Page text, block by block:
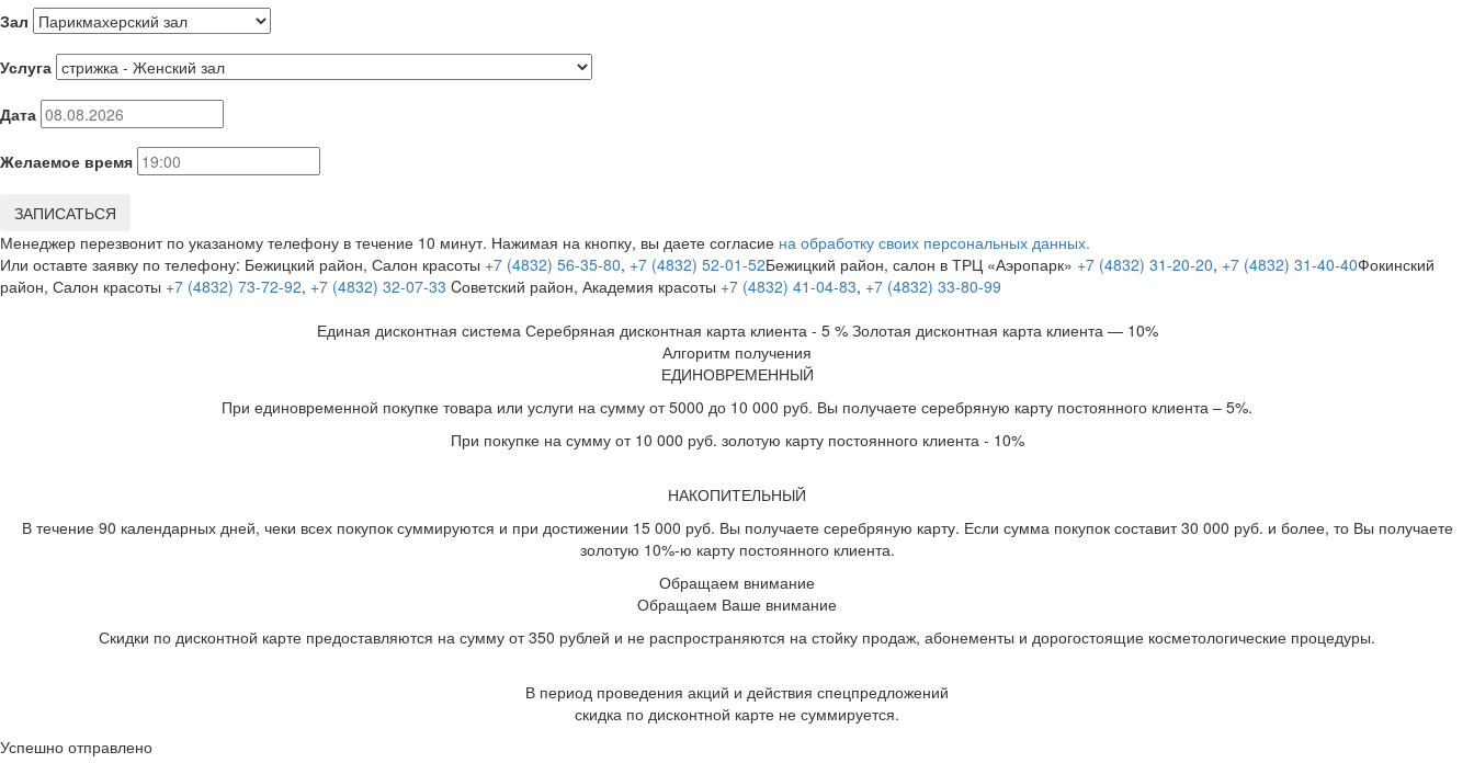
Зал
Услуга
Дата
Желаемое время
ЗАПИСАТЬСЯ
Менеджер перезвонит по указаному телефону в течение 10 минут. Нажимая на кнопку, вы даете согласие на обработку своих персональных данных.
Или оставте заявку по телефону: Бежицкий район, Салон красоты +7 (4832) 56-35-80, +7 (4832) 52-01-52Бежицкий район, салон в ТРЦ «Аэропарк» +7 (4832) 31-20-20, +7 (4832) 31-40-40Фокинский
район, Салон красоты +7 (4832) 73-72-92, +7 (4832) 32-07-33 Cоветский район, Академия красоты +7 (4832) 41-04-83, +7 (4832) 33-80-99
Единая дисконтная система Серебряная дисконтная карта клиента - 5 % Золотая дисконтная карта клиента — 10%
Алгоритм получения
ЕДИНОВРЕМЕННЫЙ
При единовременной покупке товара или услуги на сумму от 5000 до 10 000 руб. Вы получаете серебряную карту постоянного клиента – 5%.
При покупке на сумму от 10 000 руб. золотую карту постоянного клиента - 10%
НАКОПИТЕЛЬНЫЙ
В течение 90 календарных дней, чеки всех покупок суммируются и при достижении 15 000 руб. Вы получаете серебряную карту. Если сумма покупок составит 30 000 руб. и более, то Вы получаете
золотую 10%-ю карту постоянного клиента.
Обращаем внимание
Обращаем Ваше внимание
Скидки по дисконтной карте предоставляются на сумму от 350 рублей и не распространяются на стойку продаж, абонементы и дорогостоящие косметологические процедуры.
В период проведения акций и действия спецпредложений
скидка по дисконтной карте не суммируется.
Успешно отправлено